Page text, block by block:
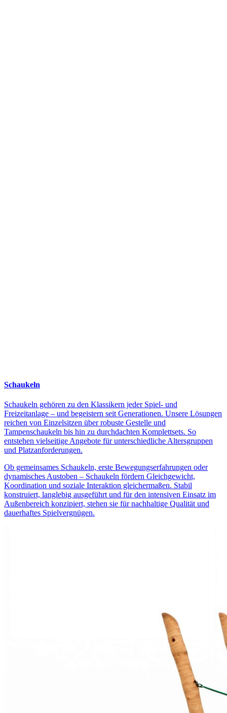
Schaukeln
Schaukeln gehören zu den Klassikern jeder Spiel- und
Freizeitanlage – und begeistern seit Generationen. Unsere Lösungen
reichen von Einzelsitzen über robuste Gestelle und
Tampenschaukeln bis hin zu durchdachten Komplettsets. So
entstehen vielseitige Angebote für unterschiedliche Altersgruppen
und Platzanforderungen.
Ob gemeinsames Schaukeln, erste Bewegungserfahrungen oder
dynamisches Austoben – Schaukeln fördern Gleichgewicht,
Koordination und soziale Interaktion gleichermaßen. Stabil
konstruiert, langlebig ausgeführt und für den intensiven Einsatz im
Außenbereich konzipiert, stehen sie für nachhaltige Qualität und
dauerhaftes Spielvergnügen.